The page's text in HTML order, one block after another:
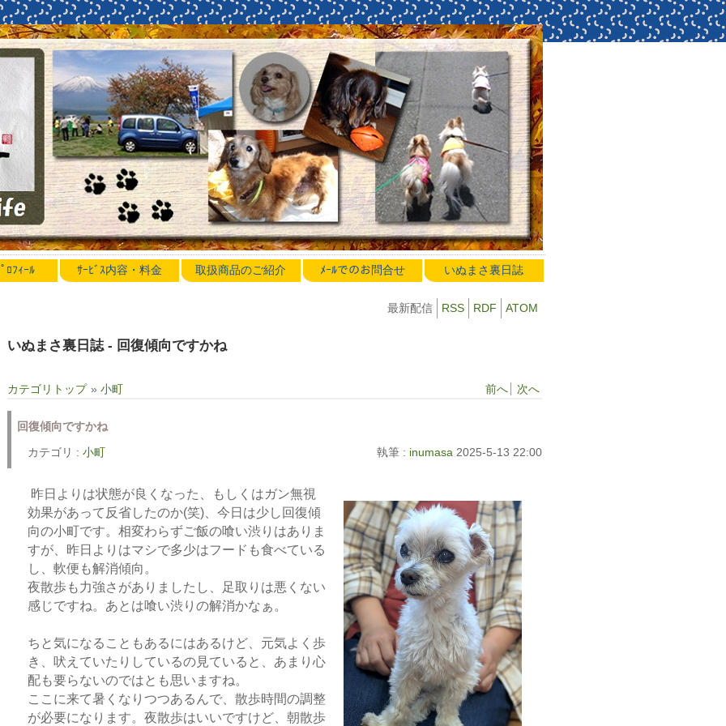
ﾌｨｰﾙ ｻｰﾋﾞｽ内容・料金 取扱商品のご紹介 ﾒｰﾙでのお問合せ いぬまさ裏日誌
最新配信 RSS RDF ATOM
いぬまさ裏日誌 - 回復傾向ですかね
カテゴリトップ »小町 前へ 次へ
回復傾向ですかね
カテゴリ : 小町 執筆 : inumasa 2025-5-13 22:00
昨日よりは状態が良くなった、もしくはガン無視
効果があって反省したのか(笑)、今日は少し回復傾
向の小町です。相変わらずご飯の喰い渋りはありま
すが、昨日よりはマシで多少はフードも食べている
し、軟便も解消傾向。
夜散歩も力強さがありましたし、足取りは悪くない
感じですね。あとは喰い渋りの解消かなぁ。
ちと気になることもあるにはあるけど、元気よく歩
き、吠えていたりしているの見ていると、あまり心
配も要らないのではとも思いますね。
ここに来て暑くなりつつあるんで、散歩時間の調整
が必要になります。夜散歩はいいですけど、朝散歩